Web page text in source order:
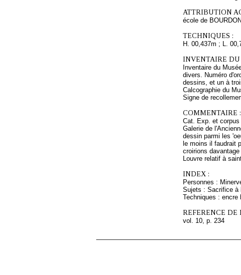
ATTRIBUTION
école de
TECHNIQUES :
H. 00,437m ; L.
INVENTAIRE DU
Inventaire du
divers. Numéro
dessins, et un à
Calcographie du
Signe de
COMMENTAIRE :
Cat. Exp. et corpus
Galerie de
dessin parmi les
le moins il faudrait
croirions
Louvre relatif à
INDEX :
Personnes :
Sujets : Sacrifice à
Techniques : encre
REFERENCE
vol. 10, p. 234